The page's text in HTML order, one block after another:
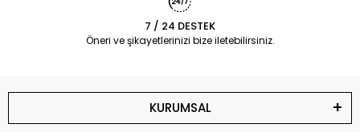
7 / 24 DESTEK
Öneri ve şikayetlerinizi bize iletebilirsiniz.
KURUMSAL